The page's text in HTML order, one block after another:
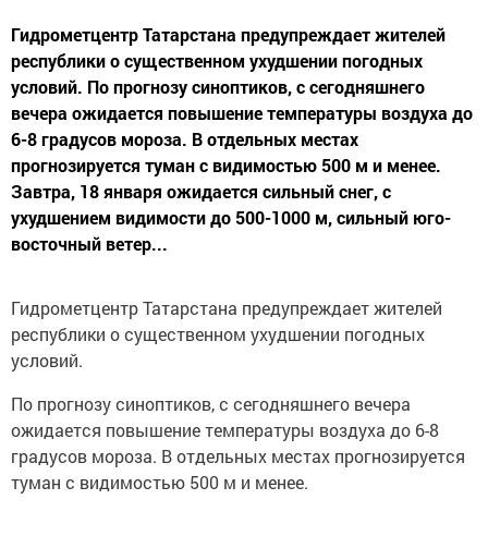
Гидрометцентр Татарстана предупреждает жителей
республики о существенном ухудшении погодных
условий. По прогнозу синоптиков, с сегодняшнего
вечера ожидается повышение температуры воздуха до
6-8 градусов мороза. В отдельных местах
прогнозируется туман с видимостью 500 м и менее.
Завтра, 18 января ожидается сильный снег, с
ухудшением видимости до 500-1000 м, сильный юго-
восточный ветер...
Гидрометцентр Татарстана предупреждает жителей
республики о существенном ухудшении погодных
условий.
По прогнозу синоптиков, с сегодняшнего вечера
ожидается повышение температуры воздуха до 6-8
градусов мороза. В отдельных местах прогнозируется
туман с видимостью 500 м и менее.